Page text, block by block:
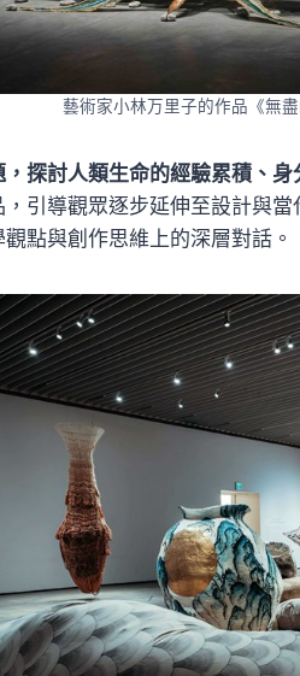
藝術家小林万里子的作品《無
探討人類生命的經驗累積、
引導觀眾逐步延伸至設計與
點與創作思維上的深層對話。